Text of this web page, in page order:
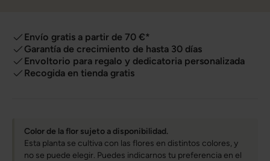
Envío gratis a partir de 70 €*
Garantía de crecimiento de hasta 30 días
Envoltorio para regalo y dedicatoria personalizada
Recogida en tienda gratis
Color de la flor sujeto a disponibilidad.
Esta planta se cultiva con las flores en distintos colores, y
no se puede elegir. Puedes indicarnos tu preferencia en el